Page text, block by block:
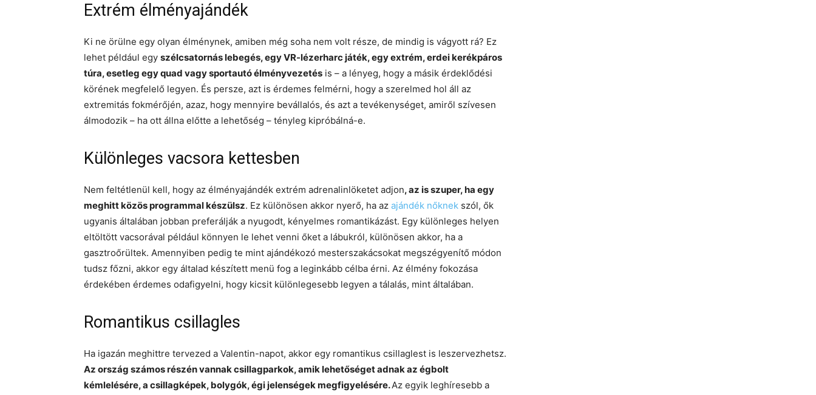
Extrém élményajándék
Ki ne örülne egy olyan élménynek, amiben még soha nem volt része, de mindig is vágyott rá? Ez
lehet például egy szélcsatornás lebegés, egy VR-lézerharc játék, egy extrém, erdei kerékpáros
túra, esetleg egy quad vagy sportautó élményvezetés is – a lényeg, hogy a másik érdeklődési
körének megfelelő legyen. És persze, azt is érdemes felmérni, hogy a szerelmed hol áll az
extremitás fokmérőjén, azaz, hogy mennyire bevállalós, és azt a tevékenységet, amiről szívesen
álmodozik – ha ott állna előtte a lehetőség – tényleg kipróbálná-e.
Különleges vacsora kettesben
Nem feltétlenül kell, hogy az élményajándék extrém adrenalinlöketet adjon, az is szuper, ha egy
meghitt közös programmal készülsz. Ez különösen akkor nyerő, ha az ajándék nőknek szól, ők
ugyanis általában jobban preferálják a nyugodt, kényelmes romantikázást. Egy különleges helyen
eltöltött vacsorával például könnyen le lehet venni őket a lábukról, különösen akkor, ha a
gasztroőrültek. Amennyiben pedig te mint ajándékozó mesterszakácsokat megszégyenítő módon
tudsz főzni, akkor egy általad készített menü fog a leginkább célba érni. Az élmény fokozása
érdekében érdemes odafigyelni, hogy kicsit különlegesebb legyen a tálalás, mint általában.
Romantikus csillagles
Ha igazán meghittre tervezed a Valentin-napot, akkor egy romantikus csillaglest is leszervezhetsz.
Az ország számos részén vannak csillagparkok, amik lehetőséget adnak az égbolt
kémlelésére, a csillagképek, bolygók, égi jelenségek megfigyelésére.Az egyik leghíresebb a